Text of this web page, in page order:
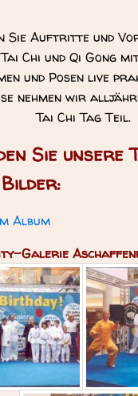
Sie Auftritte und
Chi und Qi Gong
und Posen live
nehmen wir
Tai Chi Tag Teil.
Sie unsere
Album
Galerie